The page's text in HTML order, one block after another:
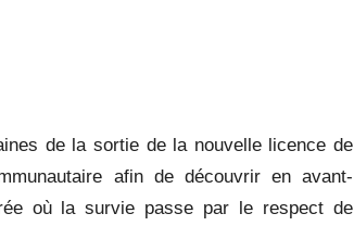
de la sortie de la nouvelle licence de
afin de découvrir en avant-
où la survie passe par le respect de